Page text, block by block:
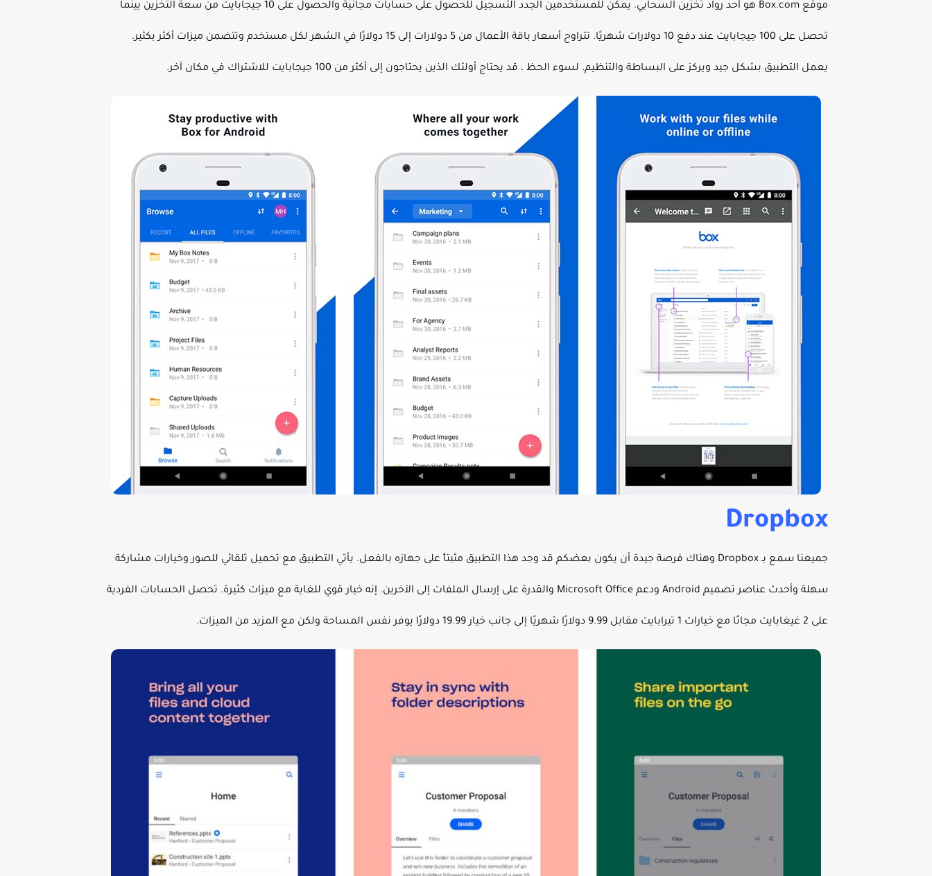
موقع Box.com هو أحد رواد تخزين السحابي. يمكن للمستخدمين الجدد التسجيل للحصول على حسابات مجانية والحصول على 10 جيجابايت من سعة التخزين بينما
تحصل على 100 جيجابايت عند دفع 10 دولارات شهريًا. تتراوح أسعار باقة الأعمال من 5 دولارات إلى 15 دولارًا في الشهر لكل مستخدم وتتضمن ميزات أكثر بكثير.
يعمل التطبيق بشكل جيد ويركز على البساطة والتنظيم. لسوء الحظ ، قد يحتاج أولئك الذين يحتاجون إلى أكثر من 100 جيجابايت للاشتراك في مكان آخر.
Dropbox
جميعنا سمع بـ Dropbox وهناك فرصة جيدة أن يكون بعضكم قد وجد هذا التطبيق مثبتاً على جهازه بالفعل. يأتي التطبيق مع تحميل تلقائي للصور وخيارات مشاركة
سهلة وأحدث عناصر تصميم Android ودعم Microsoft Office والقدرة على إرسال الملفات إلى الآخرين. إنه خيار قوي للغاية مع ميزات كثيرة. تحصل الحسابات الفردية
على 2 غيغابايت مجانًا مع خيارات 1 تيرابايت مقابل 9.99 دولارًا شهريًا إلى جانب خيار 19.99 دولارًا يوفر نفس المساحة ولكن مع المزيد من الميزات.